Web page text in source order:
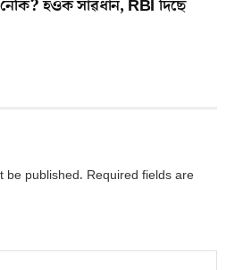
হওক সাৱধান, RBI দিছে
be published. Required fields are